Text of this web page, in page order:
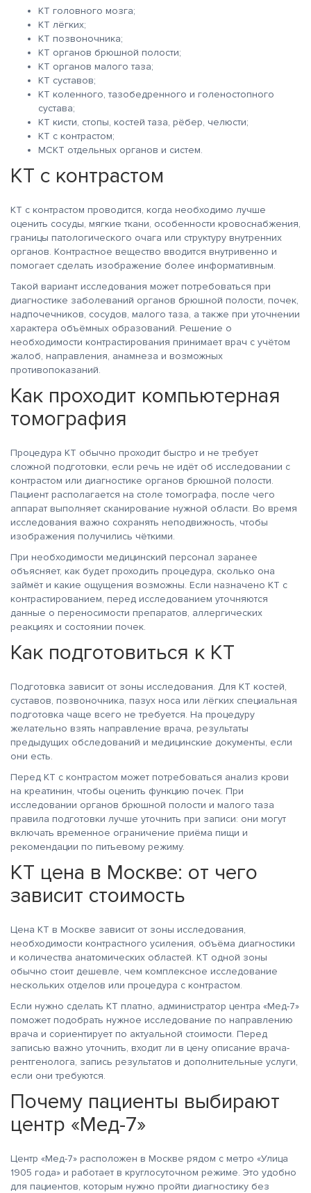
КТ головного мозга;
КТ лёгких;
КТ позвоночника;
КТ органов брюшной полости;
КТ органов малого таза;
КТ суставов;
КТ коленного, тазобедренного и голеностопного
сустава;
КТ кисти, стопы, костей таза, рёбер, челюсти;
КТ с контрастом;
МСКТ отдельных органов и систем.
КТ с контрастом
КТ с контрастом проводится, когда необходимо лучше
оценить сосуды, мягкие ткани, особенности кровоснабжения,
границы патологического очага или структуру внутренних
органов. Контрастное вещество вводится внутривенно и
помогает сделать изображение более информативным.
Такой вариант исследования может потребоваться при
диагностике заболеваний органов брюшной полости, почек,
надпочечников, сосудов, малого таза, а также при уточнении
характера объёмных образований. Решение о
необходимости контрастирования принимает врач с учётом
жалоб, направления, анамнеза и возможных
противопоказаний.
Как проходит компьютерная
томография
Процедура КТ обычно проходит быстро и не требует
сложной подготовки, если речь не идёт об исследовании с
контрастом или диагностике органов брюшной полости.
Пациент располагается на столе томографа, после чего
аппарат выполняет сканирование нужной области. Во время
исследования важно сохранять неподвижность, чтобы
изображения получились чёткими.
При необходимости медицинский персонал заранее
объясняет, как будет проходить процедура, сколько она
займёт и какие ощущения возможны. Если назначено КТ с
контрастированием, перед исследованием уточняются
данные о переносимости препаратов, аллергических
реакциях и состоянии почек.
Как подготовиться к КТ
Подготовка зависит от зоны исследования. Для КТ костей,
суставов, позвоночника, пазух носа или лёгких специальная
подготовка чаще всего не требуется. На процедуру
желательно взять направление врача, результаты
предыдущих обследований и медицинские документы, если
они есть.
Перед КТ с контрастом может потребоваться анализ крови
на креатинин, чтобы оценить функцию почек. При
исследовании органов брюшной полости и малого таза
правила подготовки лучше уточнить при записи: они могут
включать временное ограничение приёма пищи и
рекомендации по питьевому режиму.
КТ цена в Москве: от чего
зависит стоимость
Цена КТ в Москве зависит от зоны исследования,
необходимости контрастного усиления, объёма диагностики
и количества анатомических областей. КТ одной зоны
обычно стоит дешевле, чем комплексное исследование
нескольких отделов или процедура с контрастом.
Если нужно сделать КТ платно, администратор центра «Мед-7»
поможет подобрать нужное исследование по направлению
врача и сориентирует по актуальной стоимости. Перед
записью важно уточнить, входит ли в цену описание врача-
рентгенолога, запись результатов и дополнительные услуги,
если они требуются.
Почему пациенты выбирают
центр «Мед-7»
Центр «Мед-7» расположен в Москве рядом с метро «Улица
1905 года» и работает в круглосуточном режиме. Это удобно
для пациентов, которым нужно пройти диагностику без